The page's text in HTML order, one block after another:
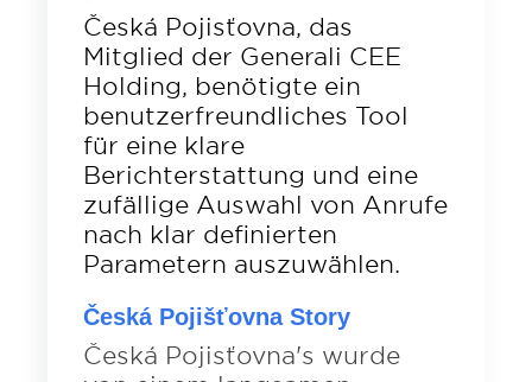
DE EN
Česká Pojisťovna, das
Mitglied der Generali CEE
Holding, benötigte ein
benutzerfreundliches Tool
für eine klare
Berichterstattung und eine
zufällige Auswahl von Anrufe
nach klar definierten
Parametern auszuwählen.
Česká Pojišťovna Story
Česká Pojisťovna's wurde